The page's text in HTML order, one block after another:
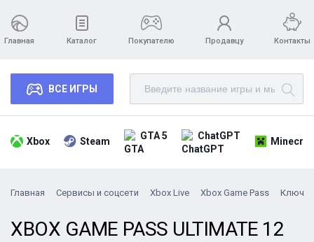
Главная Каталог Покупателю Продавцу Контакты
ВСЕ ИГРЫ
Xbox Steam GTA 5 ChatGPT
Главная Сервисы и соцсети Xbox Live Xbox Game Pass Ключи
XBOX GAME PASS ULTIMATE 12